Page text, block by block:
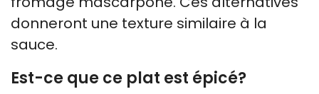
donneront une texture similaire à la
sauce.
Est-ce que ce plat est épicé?